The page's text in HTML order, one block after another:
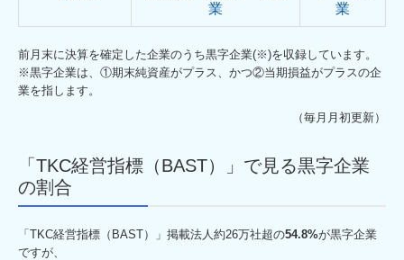
業
業
前月末に決算を確定した企業のうち黒字企業(※)を収録しています。
※黒字企業は、①期末純資産がプラス、かつ②当期損益がプラスの企
業を指します。
（毎月月初更新）
「TKC経営指標（BAST）」で見る黒字企業
の割合
「TKC経営指標（BAST）」掲載法人約26万社超の54.8%が黒字企業
ですが、